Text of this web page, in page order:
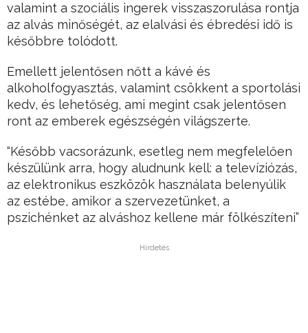
valamint a szociális ingerek visszaszorulása rontja
az alvás minőségét, az elalvási és ébredési idő is
későbbre tolódott.
Emellett jelentősen nőtt a kávé és
alkoholfogyasztás, valamint csökkent a sportolási
kedv, és lehetőség, ami megint csak jelentősen
ront az emberek egészségén világszerte.
“Később vacsorázunk, esetleg nem megfelelően
készülünk arra, hogy aludnunk kell: a televíziózás,
az elektronikus eszközök használata belenyúlik
az estébe, amikor a szervezetünket, a
pszichénket az alváshoz kellene már fölkészíteni”
Hirdetés